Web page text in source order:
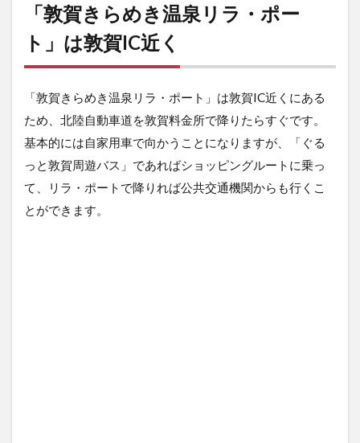
帰っ
てき
た！
室リ
ニュ
ーア
ル
「敦賀きらめき温泉リラ・ポー
ト」は敦賀IC近く
「敦賀きらめき温泉リラ・ポート」は敦賀IC近くにある
ため、北陸自動車道を敦賀料金所で降りたらすぐです。
基本的には自家用車で向かうことになりますが、「ぐる
っと敦賀周遊バス」であればショッピングルートに乗っ
て、リラ・ポートで降りれば公共交通機関からも行くこ
とができます。